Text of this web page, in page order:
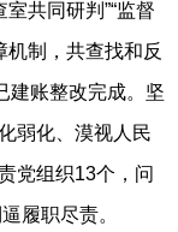
共同研判”“监督
机制，共查找和反
建账整改完成。坚
弱化、漠视人民
党组织13个，问
履职尽责。